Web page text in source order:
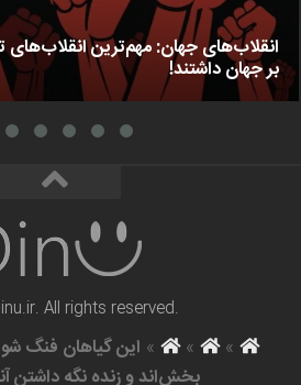
انقلاب‌های جهان: مهم‌ترین انقلاب‌های
بر جهان داشتند!
All rights reserved.
»
»
» این گیاهان فنگ
بخش‌اند و زنده نگه داشتن